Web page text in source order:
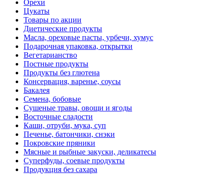
Орехи
Цукаты
Товары по акции
Диетические продукты
Масла, ореховые пасты, урбечи, хумус
Подарочная упаковка, открытки
Вегетарианство
Постные продукты
Продукты без глютена
Консервация, варенье, соусы
Бакалея
Семена, бобовые
Сушеные травы, овощи и ягоды
Восточные сладости
Каши, отруби, мука, суп
Печенье, батончики, снэки
Покровские пряники
Мясные и рыбные закуски, деликатесы
Суперфуды, соевые продукты
Продукция без сахара